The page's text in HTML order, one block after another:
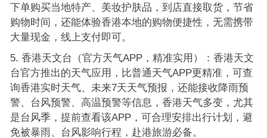
下单购买当地特产、美妆护肤品，到店直接取货，节省
购物时间，还能体验香港本地的购物便捷性，无需携带
大量现金，线上支付即可。
香港天文台（官方天气APP，精准实用）：香港天文
台官方推出的天气应用，比普通天气APP更精准，可查
询香港实时天气、未来7天天气预报，还能接收降雨预
警、台风预警、高温预警等信息，香港天气多变，尤其
是台风季，提前查看该APP，可合理安排出行计划，避
免被暴雨、台风影响行程，赴港旅游必备。